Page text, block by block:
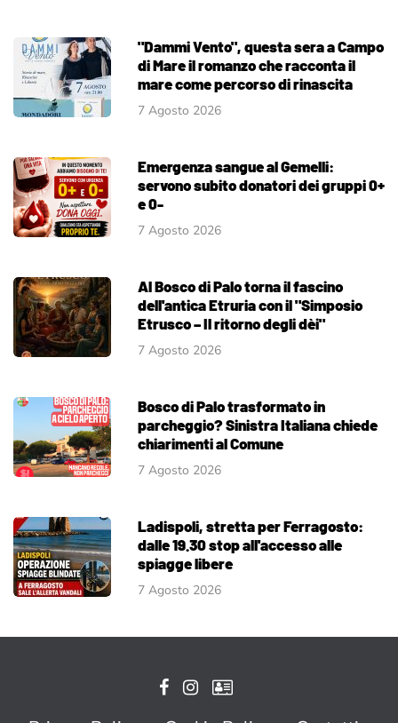
"Dammi Vento", questa sera a Campo
di Mare il romanzo che racconta il
mare come percorso di rinascita
7 Agosto 2026
Emergenza sangue al Gemelli:
servono subito donatori dei gruppi 0+
e 0-
7 Agosto 2026
Al Bosco di Palo torna il fascino
dell'antica Etruria con il "Simposio
Etrusco – Il ritorno degli dèi"
7 Agosto 2026
Bosco di Palo trasformato in
parcheggio? Sinistra Italiana chiede
chiarimenti al Comune
7 Agosto 2026
Ladispoli, stretta per Ferragosto:
dalle 19.30 stop all'accesso alle
spiagge libere
7 Agosto 2026